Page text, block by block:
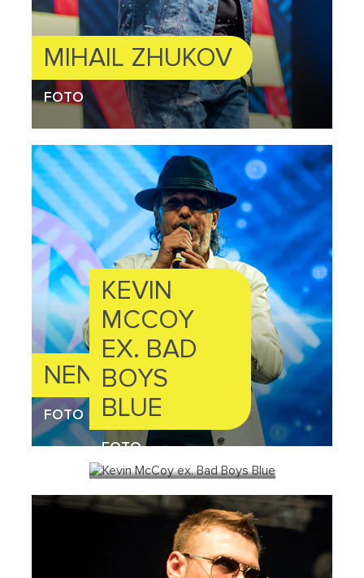
MIHAIL ZHUKOV
FOTO
NENSI
FOTO
KEVIN
MCCOY
EX. BAD
BOYS
BLUE
FOTO